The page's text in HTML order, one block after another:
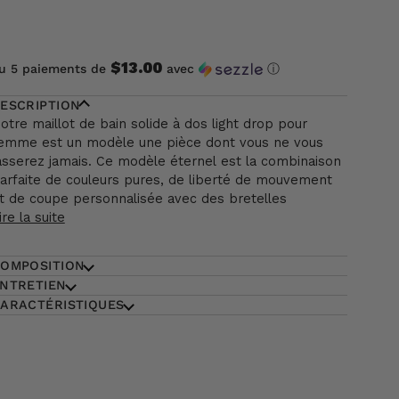
5 paiements de $13.00avec ⓘ
maillot de bain solide à dos light drop pour
est un modèle une pièce dont vous ne vous
jamais. Ce modèle éternel est la combinaison
de couleurs pures, de liberté de mouvement
de coupe personnalisée avec des bretelles
la suite